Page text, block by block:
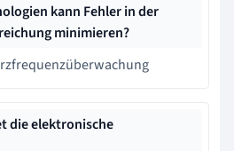
kann Fehler in der
minimieren?
die elektronische